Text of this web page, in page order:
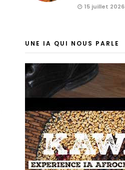
15 juillet 2026
UNE IA QUI NOUS PARLE